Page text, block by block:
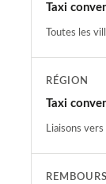
Taxi
Toutes les
RÉGION
Taxi
Liaisons